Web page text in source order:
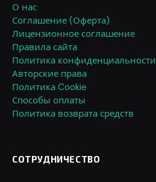
О нас
Соглашение (Оферта)
Лицензионное соглашение
Правила сайта
Политика конфиденциальности
Авторские права
Политика Cookie
Способы оплаты
Политика возврата средств
СОТРУДНИЧЕСТВО